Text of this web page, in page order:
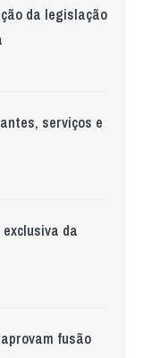
da legislação
serviços e
da
fusão